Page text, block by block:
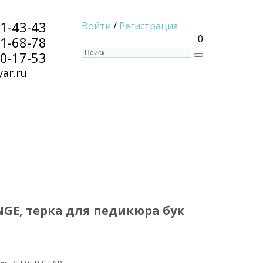
Войти / Регистрация
0
43-43
68-78
17-53
терка для педикюра бук